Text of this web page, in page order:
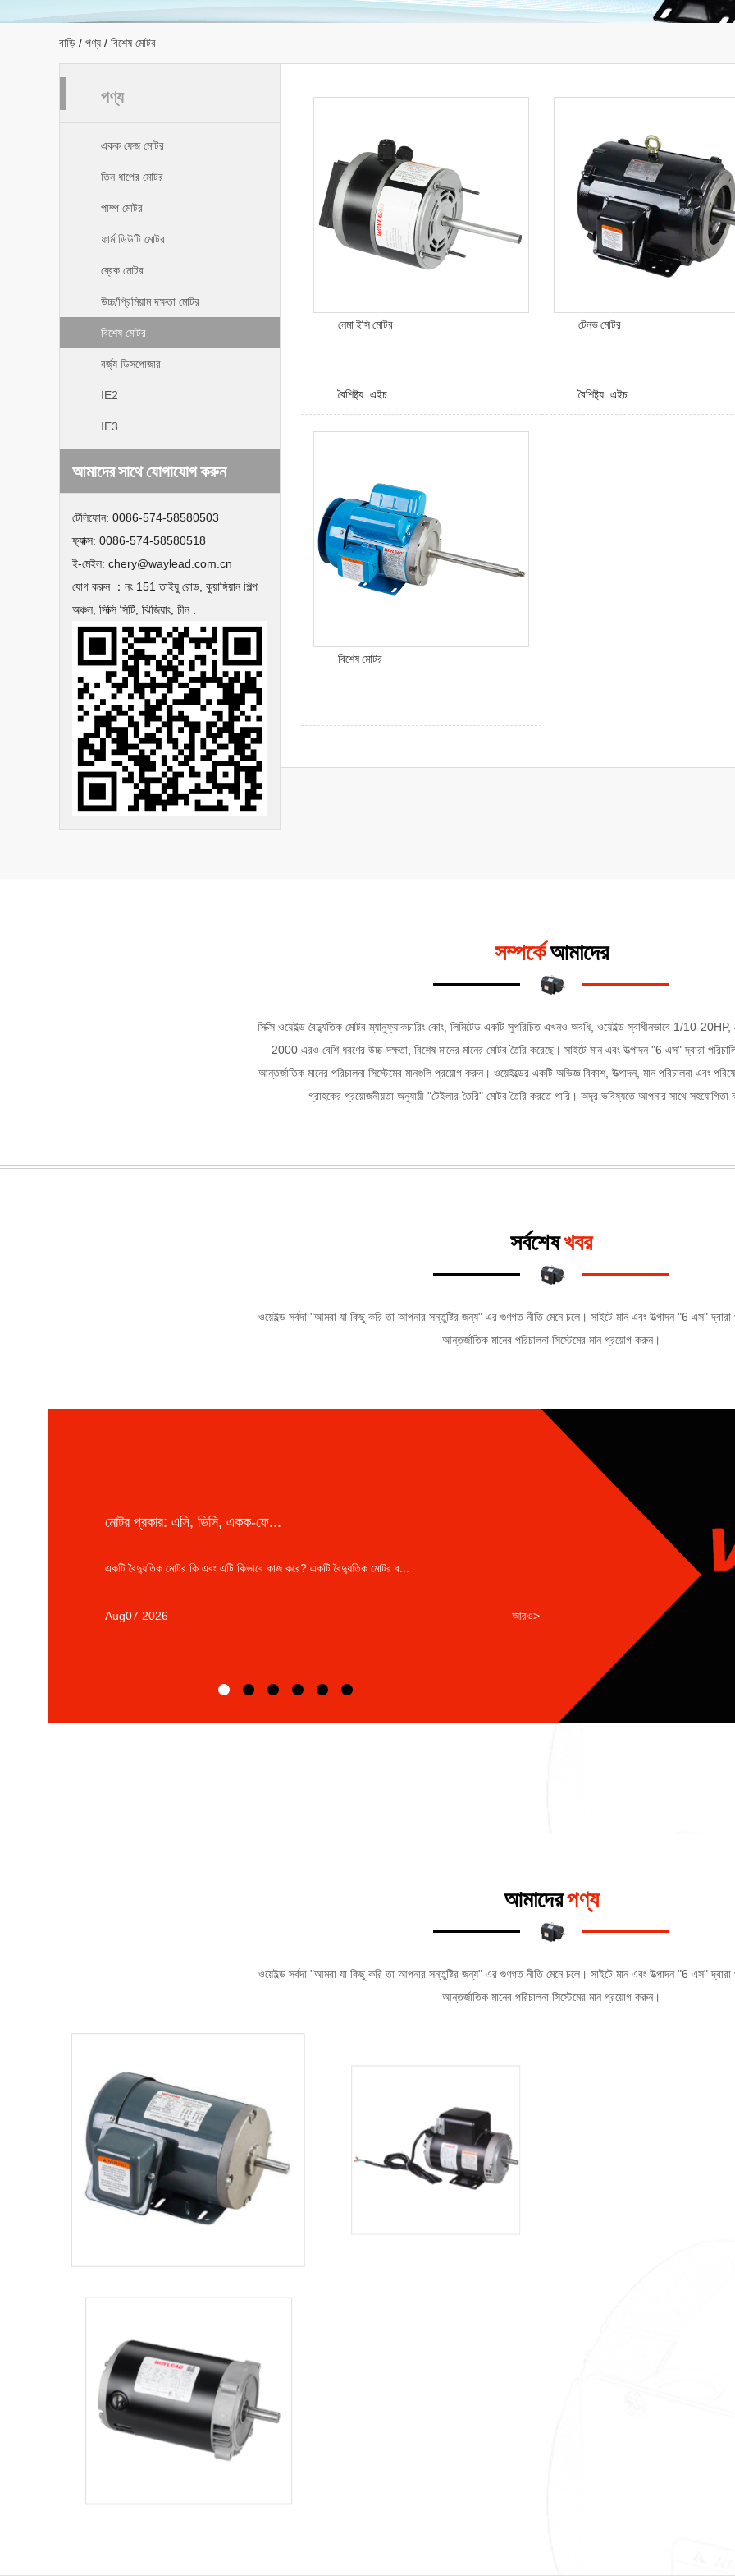
বাড়ি / পণ্য / বিশেষ মোটর
পণ্য
একক ফেজ মোটর
তিন ধাপের মোটর
পাম্প মোটর
ফার্ম ডিউটি ​​মোটর
ব্রেক মোটর
উচ্চ/প্রিমিয়াম দক্ষতা মোটর
বিশেষ মোটর
বর্জ্য ডিসপোজার
IE2
IE3
আমাদের সাথে যোগাযোগ করুন
টেলিফোন: 0086-574-58580503
ফ্যাক্স: 0086-574-58580518
ই-মেইল: chery@waylead.com.cn
যোগ করুন ： নং 151 তাইয়ু রোড, কুয়াঙ্গিয়ান শিল্প
অঞ্চল, সিক্সি সিটি, ঝিজিয়াং, চীন .
নেমা ইসি মোটর
বৈশিষ্ট্য: এইচ
টেনভ মোটর
বৈশিষ্ট্য: এইচ
বিশেষ মোটর
সম্পর্কেআমাদের
সিক্সি ওয়েইল্ড বৈদ্যুতিক মোটর ম্যানুফ্যাকচারিং কোং, লিমিটেড একটি সুপরিচিত এখনও অবধি, ওয়েইল্ড স্বাধীনভাবে 1/10-
2000 এরও বেশি ধরণের উচ্চ-দক্ষতা, বিশেষ মানের মানের মোটর তৈরি করেছে। সাইটে মান এবং উত্পাদন "6 এস" দ্বারা
আন্তর্জাতিক মানের পরিচালনা সিস্টেমের মানগুলি প্রয়োগ করুন। ওয়েইল্ডের একটি অভিজ্ঞ বিকাশ, উত্পাদন, মান পরিচালনা এবং
গ্রাহকের প্রয়োজনীয়তা অনুযায়ী "টেইলার-তৈরি" মোটর তৈরি করতে পারি। অদূর ভবিষ্যতে আপনার সাথে সহযোগিতা
সর্বশেষখবর
ওয়েইল্ড সর্বদা "আমরা যা কিছু করি তা আপনার সন্তুষ্টির জন্য" এর গুণগত নীতি মেনে চলে। সাইটে মান এবং উত্পাদন "6 এস"
আন্তর্জাতিক মানের পরিচালনা সিস্টেমের মান প্রয়োগ করুন।
মোটর প্রকার: এসি, ডিসি, একক-ফে...
একটি বৈদ্যুতিক মোটর কি এবং এটি কিভাবে কাজ করে? একটি বৈদ্যুতিক মোটর ব...
Aug07 2026 আরও>
3 ফেজ মোটর 3 প্রকার ব্যাখ্যা ক...
দ 3 প্রকার 3 ফেজ মোটর যে শিল্প ও বাণিজ্যিক
আমাদেরপণ্য
ওয়েইল্ড সর্বদা "আমরা যা কিছু করি তা আপনার সন্তুষ্টির জন্য" এর গুণগত নীতি মেনে চলে। সাইটে মান এবং উত্পাদন "6 এস"
আন্তর্জাতিক মানের পরিচালনা সিস্টেমের মান প্রয়োগ করুন।